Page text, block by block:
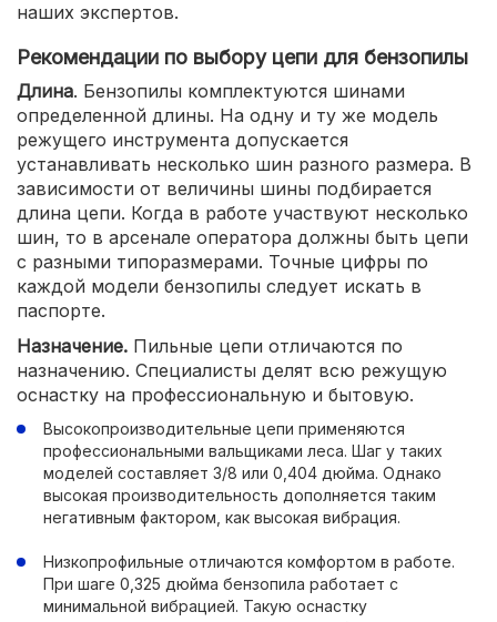
наших экспертов.
Рекомендации по выбору цепи для бензопилы
Длина. Бензопилы комплектуются шинами
определенной длины. На одну и ту же модель
режущего инструмента допускается
устанавливать несколько шин разного размера. В
зависимости от величины шины подбирается
длина цепи. Когда в работе участвуют несколько
шин, то в арсенале оператора должны быть цепи
с разными типоразмерами. Точные цифры по
каждой модели бензопилы следует искать в
паспорте.
Назначение. Пильные цепи отличаются по
назначению. Специалисты делят всю режущую
оснастку на профессиональную и бытовую.
Высокопроизводительные цепи применяются
профессиональными вальщиками леса. Шаг у таких
моделей составляет 3/8 или 0,404 дюйма. Однако
высокая производительность дополняется таким
негативным фактором, как высокая вибрация.
Низкопрофильные отличаются комфортом в работе.
При шаге 0,325 дюйма бензопила работает с
минимальной вибрацией. Такую оснастку